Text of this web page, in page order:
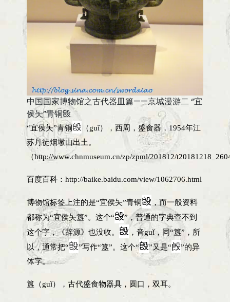
中国国家博物馆之古代器皿篇——京城漫游二 “宜
侯夨”青铜𣪘
“宜侯夨”青铜𣪘 （guǐ），西周，盛食器，1954年江
苏丹徒烟墩山出土。
（http://www.chnmuseum.cn/zp/zpml/201812/
百度百科：http://baike.baidu.com/view/1062706.html
博物馆标签上注的是“宜侯夨”青铜𣪘 ，而一般资料
都称为“宜侯夨簋”。这个“𣪘”，普通的字典查不到
这个字，《辞源》也没收。 𣪘 ，音guǐ，同“簋”，所
以，通常把“𣪘”写作“簋”。这个“𣪘”又是“㲃”的异
体字。
簋（guǐ），古代盛食物器具，圆口，双耳。